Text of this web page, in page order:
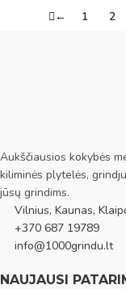
← 1 2
Aukščiausios kokybės
kiliminės plytelės,
jūsų grindims.
Vilnius, Kaunas,
+370 687 19789
info@1000grindu.lt
NAUJAUSI